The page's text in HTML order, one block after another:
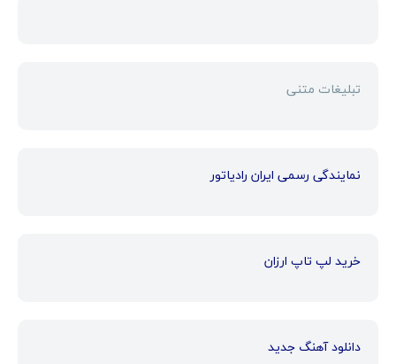
تبلیغات متنی
نمایندگی رسمی ایران رادیاتور
خرید لپ تاپ ارزان
دانلود آهنگ جدید